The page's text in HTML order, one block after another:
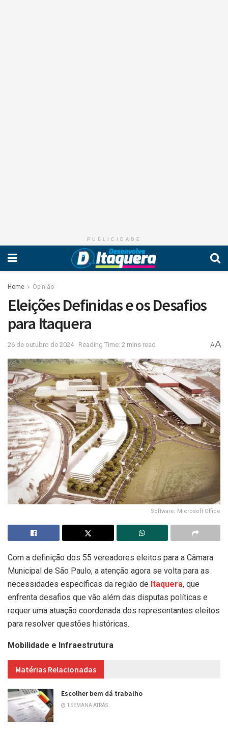
PUBLICIDADE
Home Opinião
Eleições Definidas e os Desafios
para Itaquera
26 de outubro de 2024 Reading Time: 2 mins read AA
Software: Microsoft Office
Com a definição dos 55 vereadores eleitos para a Câmara
Municipal de São Paulo, a atenção agora se volta para as
necessidades específicas da região de Itaquera, que
enfrenta desafios que vão além das disputas políticas e
requer uma atuação coordenada dos representantes eleitos
para resolver questões históricas.
Mobilidade e Infraestrutura
Matérias Relacionadas
Escolher bem dá trabalho
1 SEMANA ATRÁS